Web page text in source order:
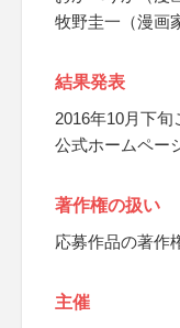
牧野圭一（漫画
結果発表
2016年10月下旬
公式ホームペー
著作権の扱い
応募作品の著作
主催